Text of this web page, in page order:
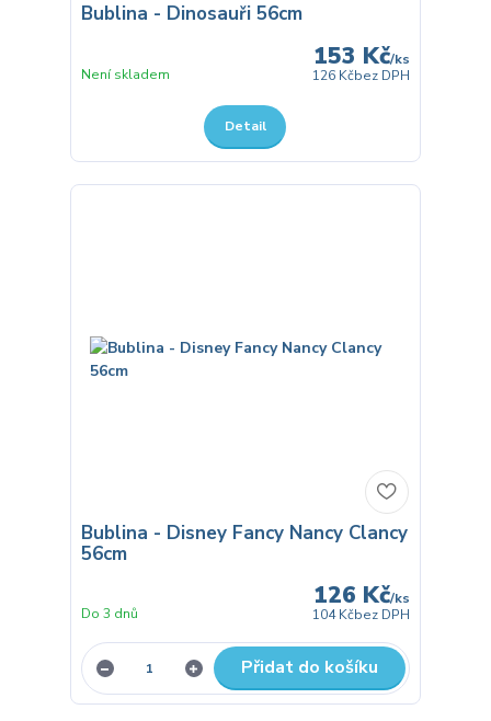
Bublina - Dinosauři 56cm
153 Kč/ks
126 Kčbez DPH
Není skladem
Detail
Bublina - Disney Fancy Nancy Clancy
56cm
126 Kč/ks
104 Kčbez DPH
Do 3 dnů
Přidat do košíku